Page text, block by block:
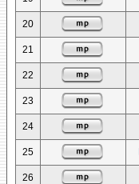
20
21
22
23
24
25
26